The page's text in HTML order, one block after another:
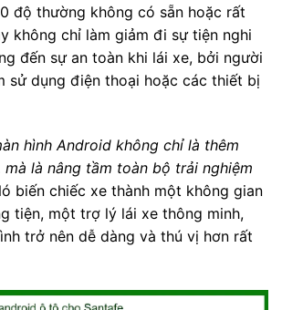
độ thường không có sẵn hoặc rất
không chỉ làm giảm đi sự tiện nghi
đến sự an toàn khi lái xe, bởi người
sử dụng điện thoại hoặc các thiết bị
hình Android không chỉ là thêm
là nâng tầm toàn bộ trải nghiệm
biến chiếc xe thành một không gian
tiện, một trợ lý lái xe thông minh,
trở nên dễ dàng và thú vị hơn rất